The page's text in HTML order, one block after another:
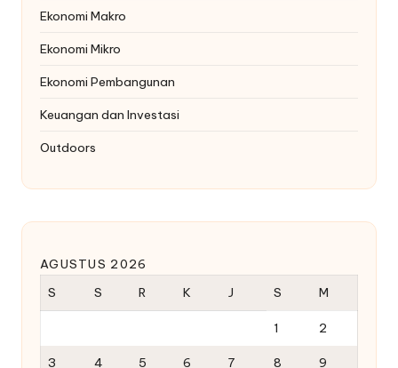
Ekonomi Makro
Ekonomi Mikro
Ekonomi Pembangunan
Keuangan dan Investasi
Outdoors
AGUSTUS 2026
S
S R K J S M
1 2
3 4 5 6 7 8 9